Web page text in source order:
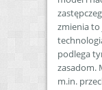
zmienia to
podlega
zasadom.
m.in.